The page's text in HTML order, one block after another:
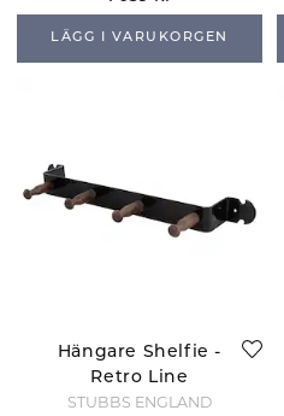
LÄGG I VARUKORGEN
Hängare Shelfie -
Retro Line
STUBBS ENGLAND